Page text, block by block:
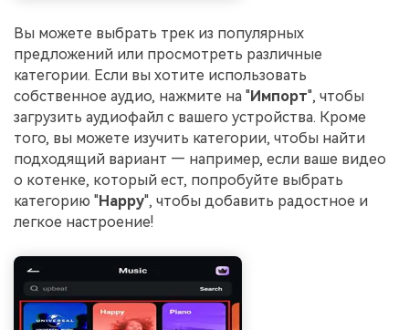
Вы можете выбрать трек из популярных
предложений или просмотреть различные
категории. Если вы хотите использовать
собственное аудио, нажмите на "Импорт", чтобы
загрузить аудиофайл с вашего устройства. Кроме
того, вы можете изучить категории, чтобы найти
подходящий вариант — например, если ваше видео
о котенке, который ест, попробуйте выбрать
категорию "Happy", чтобы добавить радостное и
легкое настроение!